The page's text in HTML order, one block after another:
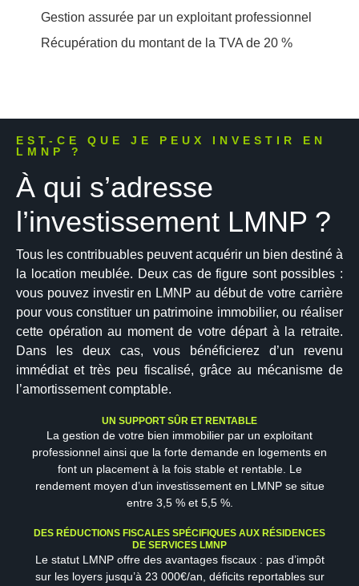
Gestion assurée par un exploitant professionnel
Récupération du montant de la TVA de 20 %
EST-CE QUE JE PEUX INVESTIR EN
LMNP ?
À qui s’adresse
l’investissement LMNP ?
Tous les contribuables peuvent acquérir un bien destiné à
la location meublée. Deux cas de figure sont possibles :
vous pouvez investir en LMNP au début de votre carrière
pour vous constituer un patrimoine immobilier, ou réaliser
cette opération au moment de votre départ à la retraite.
Dans les deux cas, vous bénéficierez d’un revenu
immédiat et très peu fiscalisé, grâce au mécanisme de
l’amortissement comptable.
UN SUPPORT SÛR ET RENTABLE
La gestion de votre bien immobilier par un exploitant
professionnel ainsi que la forte demande en logements en
font un placement à la fois stable et rentable. Le
rendement moyen d’un investissement en LMNP se situe
entre 3,5 % et 5,5 %.
DES RÉDUCTIONS FISCALES SPÉCIFIQUES AUX RÉSIDENCES
DE SERVICES LMNP
Le statut LMNP offre des avantages fiscaux : pas d’impôt
sur les loyers jusqu’à 23 000€/an, déficits reportables sur